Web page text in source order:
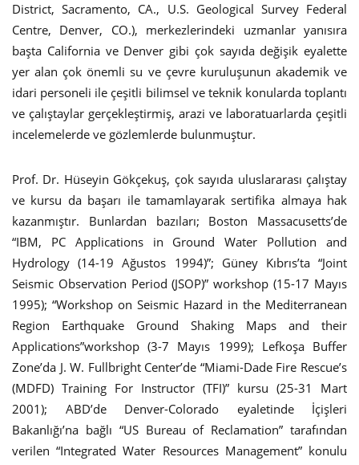
District, Sacramento, CA., U.S. Geological Survey Federal
Centre, Denver, CO.), merkezlerindeki uzmanlar yanısıra
başta California ve Denver gibi çok sayıda değişik eyalette
yer alan çok önemli su ve çevre kuruluşunun akademik ve
idari personeli ile çeşitli bilimsel ve teknik konularda toplantı
ve çalıştaylar gerçekleştirmiş, arazi ve laboratuarlarda çeşitli
incelemelerde ve gözlemlerde bulunmuştur.
Prof. Dr. Hüseyin Gökçekuş, çok sayıda uluslararası çalıştay
ve kursu da başarı ile tamamlayarak sertifika almaya hak
kazanmıştır. Bunlardan bazıları; Boston Massacusetts’de
“IBM, PC Applications in Ground Water Pollution and
Hydrology (14-19 Ağustos 1994)”; Güney Kıbrıs’ta “Joint
Seismic Observation Period (JSOP)” workshop (15-17 Mayıs
1995); “Workshop on Seismic Hazard in the Mediterranean
Region Earthquake Ground Shaking Maps and their
Applications”workshop (3-7 Mayıs 1999); Lefkoşa Buffer
Zone’da J. W. Fullbright Center’de “Miami-Dade Fire Rescue’s
(MDFD) Training For Instructor (TFI)” kursu (25-31 Mart
2001); ABD’de Denver-Colorado eyaletinde İçişleri
Bakanlığı’na bağlı “US Bureau of Reclamation” tarafından
verilen “Integrated Water Resources Management” konulu